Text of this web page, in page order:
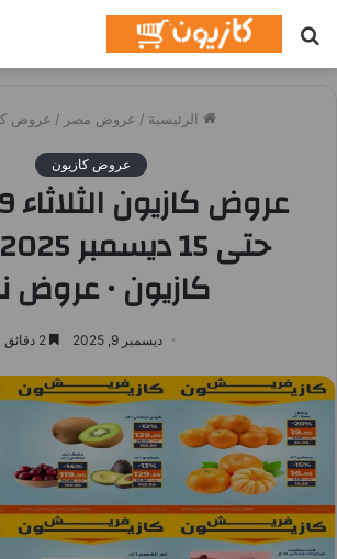
عن
الرئيسية / عروض مصر / عروض
عروض كازيون
كازيون • عروض
ديسمبر 9, 2025 2 دقائق